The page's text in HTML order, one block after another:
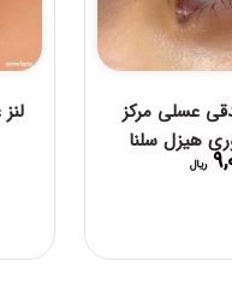
عسلی مرکز
هیزل سلنا
ریال